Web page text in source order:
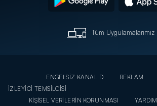
Tüm Uygulamalarımız
ENGELSİZ KANAL D REKLAM
İZLEYİCİ TEMSİLCİSİ
KİŞİSEL VERİLERİN KORUNMASI
YARDIM